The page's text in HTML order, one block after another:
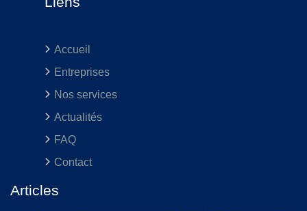
Accueil
Entreprises
Nos services
Actualités
FAQ
Contact
Articles